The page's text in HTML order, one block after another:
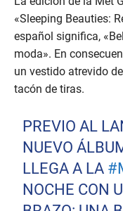
«Sleeping Beauties:
español significa,
moda». En
un vestido atrevido
tacón de tiras.
PREVIO AL
NUEVO
LLEGA A LA
NOCHE CON